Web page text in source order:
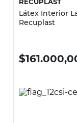
Látex Interior
Recuplast
$